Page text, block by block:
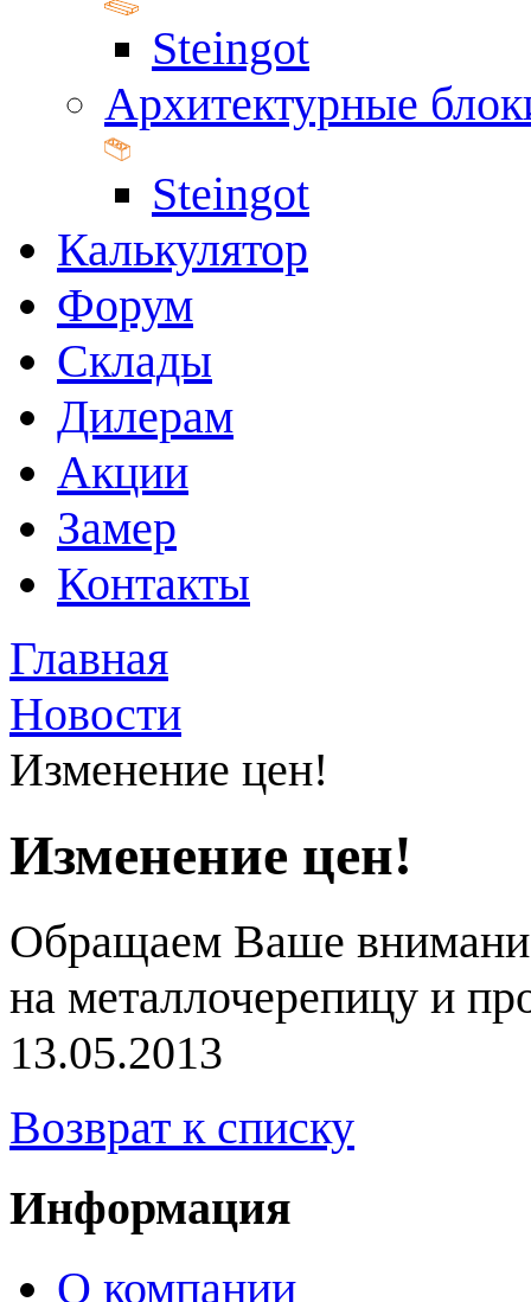
Steingot
Архитектурные
Steingot
Калькулятор
Форум
Склады
Дилерам
Акции
Замер
Контакты
Главная
Новости
Изменение цен!
Изменение цен!
Обращаем Ваше
на металлочерепицу и
13.05.2013
Возврат к списку
Информация
О компании